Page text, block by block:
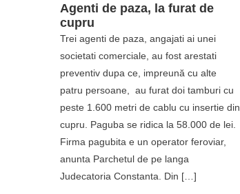
Agenti de paza, la furat de
cupru
Trei agenti de paza, angajati ai unei
societati comerciale, au fost arestati
preventiv dupa ce, impreună cu alte
patru persoane, au furat doi tamburi cu
peste 1.600 metri de cablu cu insertie din
cupru. Paguba se ridica la 58.000 de lei.
Firma pagubita e un operator feroviar,
anunta Parchetul de pe langa
Judecatoria Constanta. Din […]